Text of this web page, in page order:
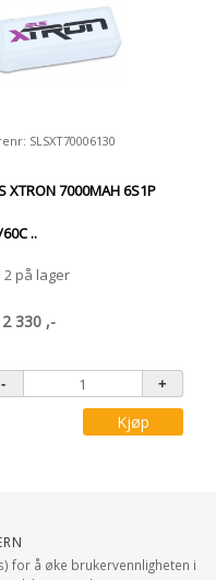
SLSXT70006130
XTRON 7000MAH 6S1P
..
2 på lager
2 330 ,-
Kjøp
for å øke brukervennligheten i